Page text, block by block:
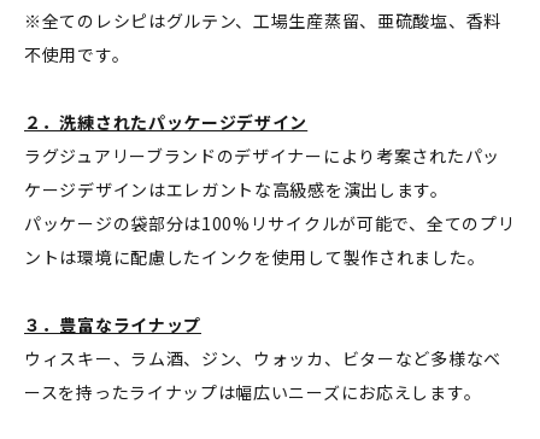
※全てのレシピはグルテン、工場生産蒸留、亜硫酸塩、香料
不使用です。
２．洗練されたパッケージデザイン
ラグジュアリーブランドのデザイナーにより考案されたパッ
ケージデザインはエレガントな高級感を演出します。
パッケージの袋部分は100%リサイクルが可能で、全てのプリ
ントは環境に配慮したインクを使用して製作されました。
３．豊富なライナップ
ウィスキー、ラム酒、ジン、ウォッカ、ビターなど多様なベ
ースを持ったライナップは幅広いニーズにお応えします。